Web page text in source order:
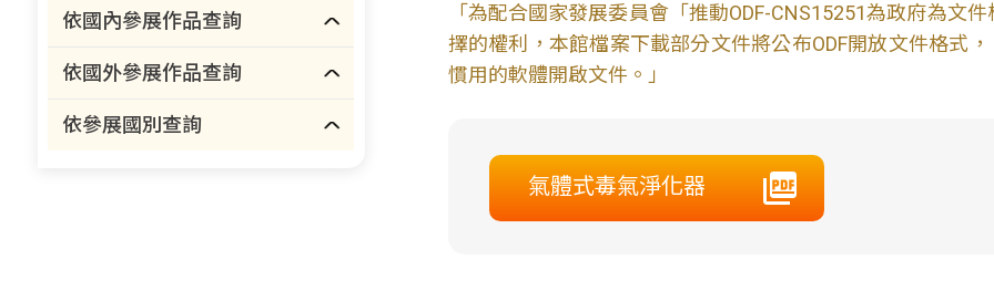
依國內參展作品查詢
依國外參展作品查詢
依參展國別查詢
「為配合國家發展委員會「推動ODF-CNS15251為政府為文
擇的權利，本館檔案下載部分文件將公布ODF開放文件格式
慣用的軟體開啟文件。」
氣體式毒氣淨化器